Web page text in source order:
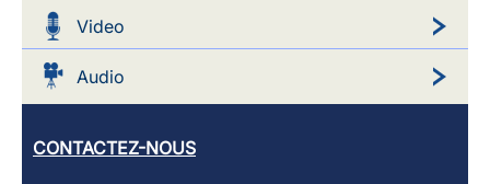
Video
Audio
CONTACTEZ-NOUS